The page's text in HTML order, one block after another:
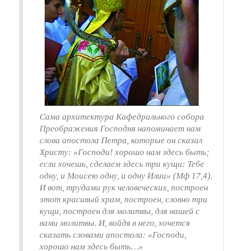
Сама архитектура Кафедрального собора
Преображения Господня напоминает нам
слова апостола Петра, которые он сказал
Христу: «Господи! хорошо нам здесь быть;
если хочешь, сделаем здесь три кущи: Тебе
одну, и Моисею одну, и одну Илии» (Мф 17,4).
И вот, трудами рук человеческих, построен
этот красивый храм, построен, словно три
кущи, построен для молитвы, для нашей с
вами молитвы. И, войдя в него, хочется
сказать словами апостола: «Господи,
хорошо нам здесь быть…»